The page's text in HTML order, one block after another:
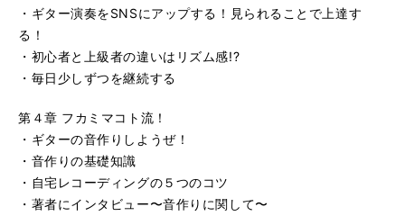
・ギター演奏をSNSにアップする！見られることで上達す
る！
・初心者と上級者の違いはリズム感!?
・毎日少しずつを継続する
第４章 フカミマコト流！
・ギターの音作りしようぜ！
・音作りの基礎知識
・自宅レコーディングの５つのコツ
・著者にインタビュー〜音作りに関して〜